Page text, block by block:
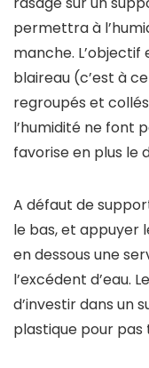
permettra à
manche.
blaireau (c’est à
regroupés et
l’humidité ne font
favorise en plus le
A défaut de
le bas, et appuyer
en dessous une
l’excédent d’eau.
d’investir dans un
plastique pour pas